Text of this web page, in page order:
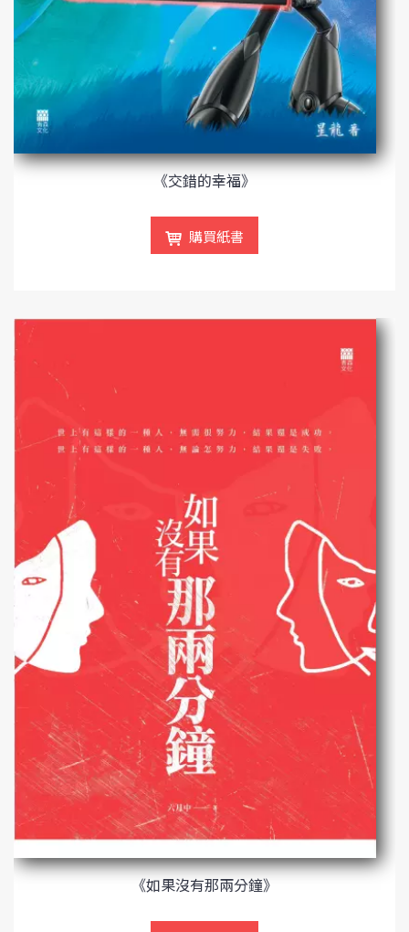
《交錯的幸福》
購買紙書
《如果沒有那兩分鐘》